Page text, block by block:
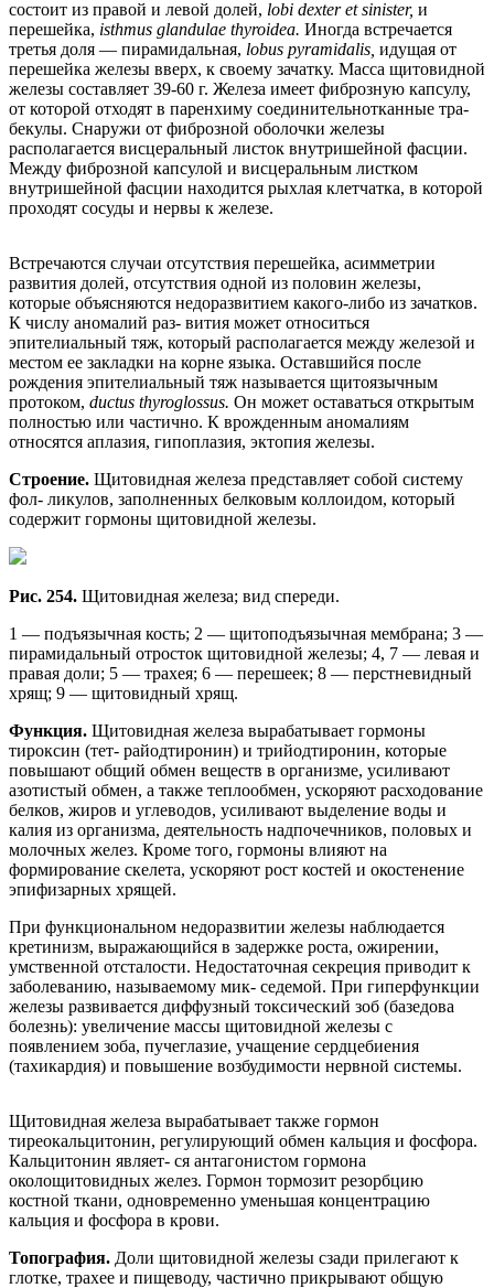
состоит из правой и левой долей, lobi dexter et sinister, и
перешейка, isthmus glandulae thyroidea. Иногда встречается
третья доля — пирамидальная, lobus pyramidalis, идущая от
перешейка железы вверх, к своему зачатку. Масса щитовидной
железы составляет 39-60 г. Железа имеет фиброзную капсулу,
от которой отходят в паренхиму соединительнотканные тра-
бекулы. Снаружи от фиброзной оболочки железы
располагается висцеральный листок внутришейной фасции.
Между фиброзной капсулой и висцеральным листком
внутришейной фасции находится рыхлая клетчатка, в которой
проходят сосуды и нервы к железе.
Встречаются случаи отсутствия перешейка, асимметрии
развития долей, отсутствия одной из половин железы,
которые объясняются недоразвитием какого-либо из зачатков.
К числу аномалий раз- вития может относиться
эпителиальный тяж, который располагается между железой и
местом ее закладки на корне языка. Оставшийся после
рождения эпителиальный тяж называется щитоязычным
протоком, ductus thyroglossus. Он может оставаться открытым
полностью или частично. К врожденным аномалиям
относятся аплазия, гипоплазия, эктопия железы.
Строение. Щитовидная железа представляет собой систему
фол- ликулов, заполненных белковым коллоидом, который
содержит гормоны щитовидной железы.
Рис. 254. Щитовидная железа; вид спереди.
1 — подъязычная кость; 2 — щитоподъязычная мембрана; 3 —
пирамидальный отросток щитовидной железы; 4, 7 — левая и
правая доли; 5 — трахея; 6 — перешеек; 8 — перстневидный
хрящ; 9 — щитовидный хрящ.
Функция. Щитовидная железа вырабатывает гормоны
тироксин (тет- райодтиронин) и трийодтиронин, которые
повышают общий обмен веществ в организме, усиливают
азотистый обмен, а также теплообмен, ускоряют расходование
белков, жиров и углеводов, усиливают выделение воды и
калия из организма, деятельность надпочечников, половых и
молочных желез. Кроме того, гормоны влияют на
формирование скелета, ускоряют рост костей и окостенение
эпифизарных хрящей.
При функциональном недоразвитии железы наблюдается
кретинизм, выражающийся в задержке роста, ожирении,
умственной отсталости. Недостаточная секреция приводит к
заболеванию, называемому мик- седемой. При гиперфункции
железы развивается диффузный токсический зоб (базедова
болезнь): увеличение массы щитовидной железы с
появлением зоба, пучеглазие, учащение сердцебиения
(тахикардия) и повышение возбудимости нервной системы.
Щитовидная железа вырабатывает также гормон
тиреокальцитонин, регулирующий обмен кальция и фосфора.
Кальцитонин являет- ся антагонистом гормона
околощитовидных желез. Гормон тормозит резорбцию
костной ткани, одновременно уменьшая концентрацию
кальция и фосфора в крови.
Топография. Доли щитовидной железы сзади прилегают к
глотке, трахее и пищеводу, частично прикрывают общую